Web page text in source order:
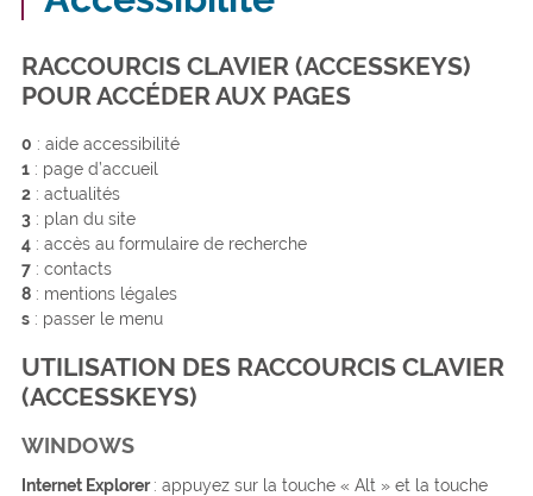
RACCOURCIS CLAVIER (ACCESSKEYS)
POUR ACCÉDER AUX PAGES
0 : aide accessibilité
1: page d’accueil
2: actualités
3: plan du site
4: accès au formulaire de recherche
7: contacts
8: mentions légales
s: passer le menu
UTILISATION DES RACCOURCIS CLAVIER
(ACCESSKEYS)
WINDOWS
Internet Explorer: appuyez sur la touche « Alt » et la touche